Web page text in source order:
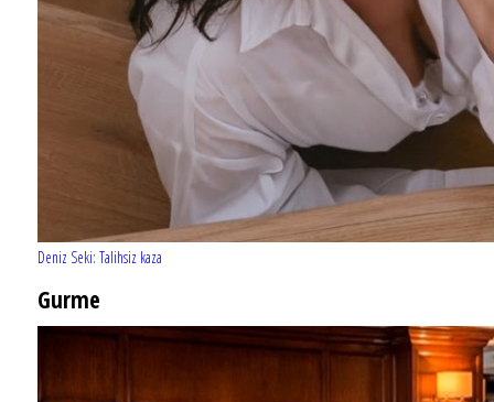
Deniz Seki: Talihsiz kaza
Gurme
EĞLENCE HAYATINA YENİ SOLUK: Gabbro Dream Theatre